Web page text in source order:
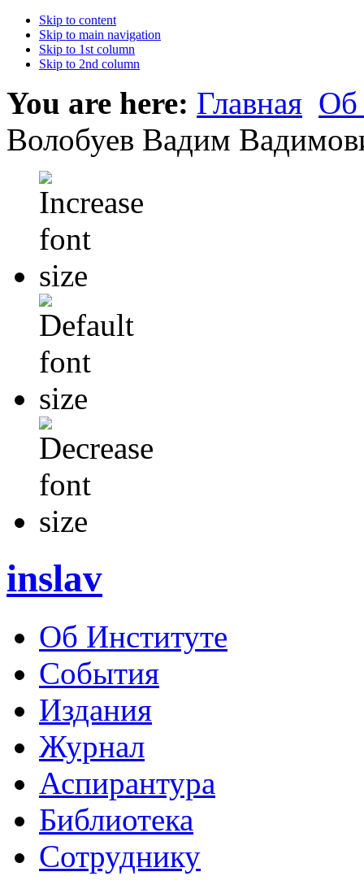
Skip to content
Skip to main navigation
Skip to 1st column
Skip to 2nd column
You are here: Главная Об
Волобуев Вадим
inslav
Об Институте
События
Издания
Журнал
Аспирантура
Библиотека
Сотруднику